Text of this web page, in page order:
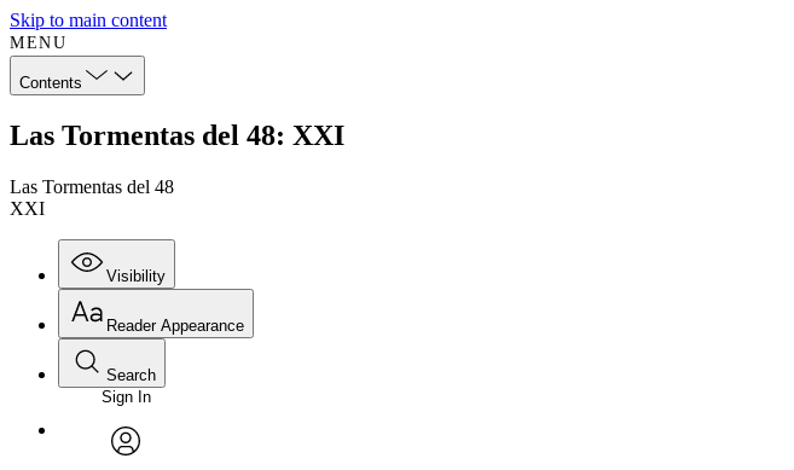
Skip to main content
MENU
Contents
Las Tormentas del 48: XXI
Las Tormentas del 48
XXI
Visibility
Annotations
Reader Appearance
Font
Font style
Search
Enter search criteria
Search within:
Sign In